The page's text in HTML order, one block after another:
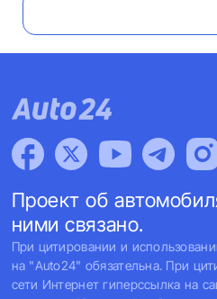
Проект об
ними связано.
При цитировании и
на "Auto24" обязательна. При
сети Интернет гиперссылка на